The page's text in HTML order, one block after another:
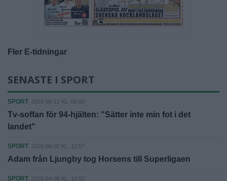
Fler E-tidningar
SENASTE I SPORT
SPORT 2026-06-12 KL. 06:00
Tv-soffan för 94-hjälten: "Sätter inte min fot i det
landet"
SPORT 2026-06-02 KL. 12:57
Adam från Ljungby tog Horsens till Superligaen
SPORT 2026-04-08 KL. 16:52